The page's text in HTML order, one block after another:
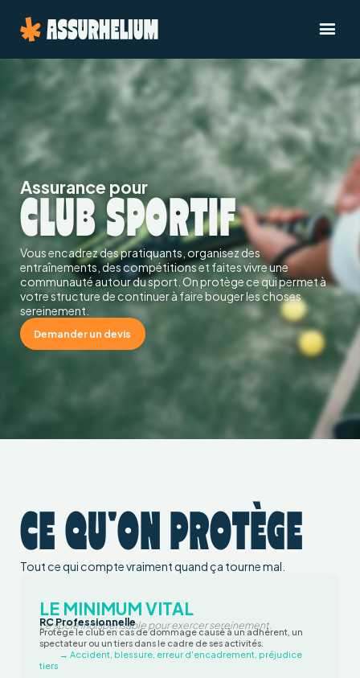
Assurance pour
CLUB SPORTIF
Vous encadrez des pratiquants, organisez des
entraînements, des compétitions et faites vivre une
communauté autour du sport. On protège ce qui permet à
votre structure de continuer à faire bouger les choses
sereinement.
Demander un devis
CE QU'ON PROTÈGE
Tout ce qui compte vraiment quand ça tourne mal.
LE MINIMUM VITAL
Le socle indispensable pour exercer sereinement.
RC Professionnelle
Protège le club en cas de dommage causé à un adhérent, un
spectateur ou un tiers dans le cadre de ses activités.
→ Accident, blessure, erreur d'encadrement, préjudice
tiers